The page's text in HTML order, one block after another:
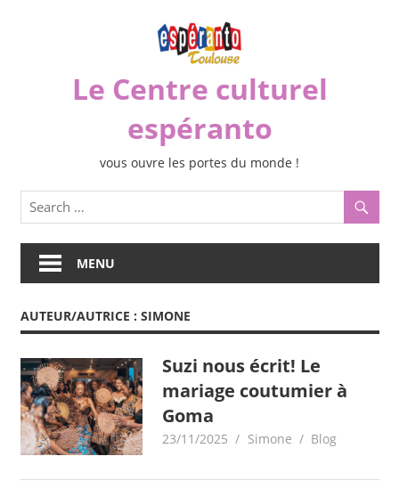
Le Centre culturel
espéranto
vous ouvre les portes du monde !
MENU
AUTEUR/AUTRICE : SIMONE
Suzi nous écrit! Le
mariage coutumier à
Goma
23/11/2025 Simone Blog